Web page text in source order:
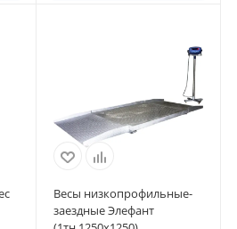
Весы низкопрофильные-
заездные Элефант